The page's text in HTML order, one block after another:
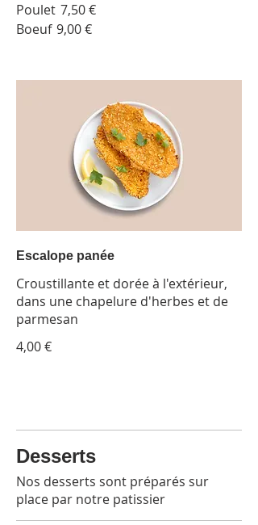
Poulet 7,50 €
Boeuf 9,00 €
Escalope panée
Croustillante et dorée à l'extérieur,
dans une chapelure d'herbes et de
parmesan
4,00 €
Desserts
Nos desserts sont préparés sur
place par notre patissier